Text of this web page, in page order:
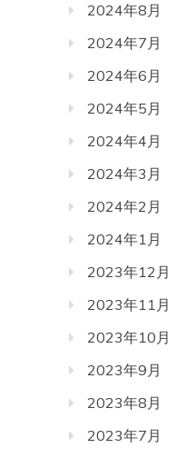
2024年8月
2024年7月
2024年6月
2024年5月
2024年4月
2024年3月
2024年2月
2024年1月
2023年12月
2023年11月
2023年10月
2023年9月
2023年8月
2023年7月